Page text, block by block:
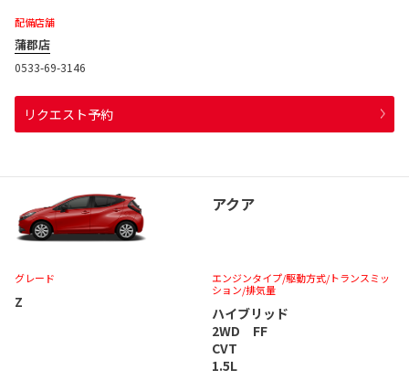
配備店舗
蒲郡店
0533-69-3146
リクエスト予約
アクア
グレード
Z
エンジンタイプ/駆動方式/トランスミッ
ション/排気量
ハイブリッド
2WD FF
CVT
1.5L